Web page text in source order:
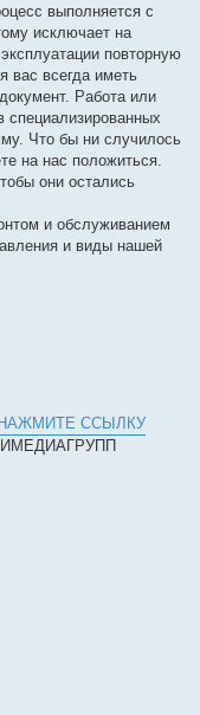
выполняется с
исключает на
повторную
вас всегда иметь
Работа или
специализированных
Что бы ни случилось
на нас положиться.
они остались
и обслуживанием
и виды нашей
ССЫЛКУ